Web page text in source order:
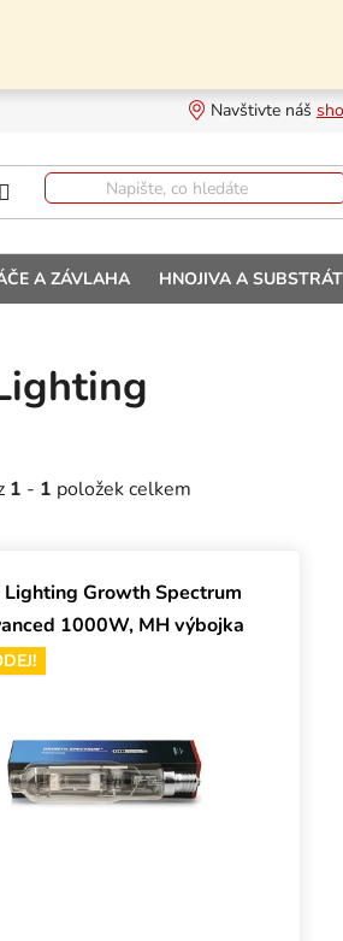
Navštivte náš
A ZÁVLAHA HNOJIVA A
1 - 1 položek celkem
Lighting Growth Spectrum
1000W, MH výbojka